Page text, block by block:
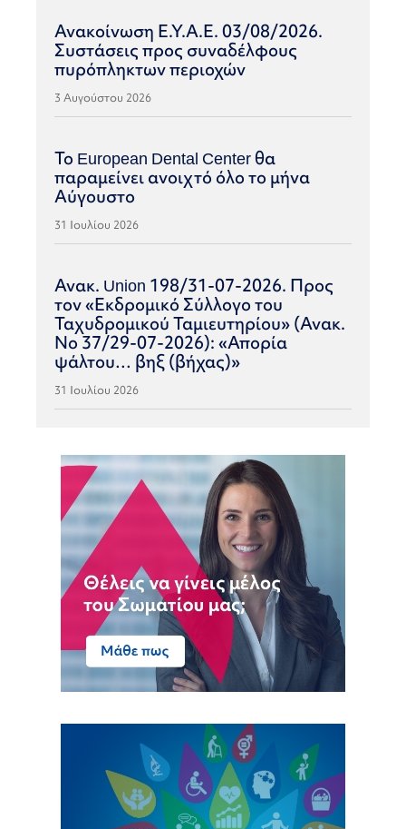
Ανακοίνωση Ε.Υ.Α.Ε. 03/08/2026.
Συστάσεις προς συναδέλφους
πυρόπληκτων περιοχών
3 Αυγούστου 2026
Το European Dental Center θα
παραμείνει ανοιχτό όλο το μήνα
Αύγουστο
31 Ιουλίου 2026
Ανακ. Union 198/31-07-2026. Προς
τον «Εκδρομικό Σύλλογο του
Ταχυδρομικού Ταμιευτηρίου» (Ανακ.
Νο 37/29-07-2026): «Απορία
ψάλτου… βηξ (βήχας)»
31 Ιουλίου 2026